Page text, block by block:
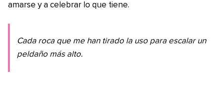
amarse y a celebrar lo que tiene.
Cada roca que me han tirado la uso para escalar un
peldaño más alto.